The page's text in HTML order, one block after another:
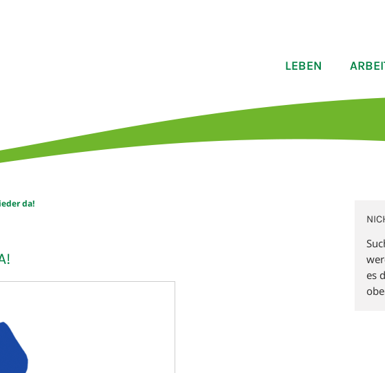
LEBEN
da!
es